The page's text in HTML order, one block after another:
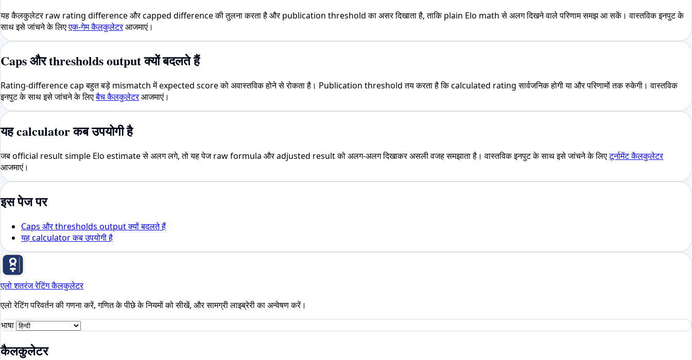
यह कैलकुलेटर raw rating difference और capped difference की तुलना करता है और publication threshold का असर दिखाता है, ताकि plain Elo math से अलग दिखने वाले परिणाम समझ आ सकें। वास्तविक इनपुट के
साथ इसे जांचने के लिएएक-गेम कैलकुलेटरआजमाएं।
Caps और thresholds output क्यों बदलते हैं
Rating-difference cap बहुत बड़े mismatch में expected score को अवास्तविक होने से रोकता है। Publication threshold तय करता है कि calculated rating सार्वजनिक होगी या और परिणामों तक रुकेगी। वास्तविक
इनपुट के साथ इसे जांचने के लिएबैच कैलकुलेटरआजमाएं।
यह calculator कब उपयोगी है
जब official result simple Elo estimate से अलग लगे, तो यह पेज raw formula और adjusted result को अलग-अलग दिखाकर असली वजह समझाता है। वास्तविक इनपुट के साथ इसे जांचने के लिएटूर्नामेंट कैलकुलेटर
आजमाएं।
इस पेज पर
Caps और thresholds output क्यों बदलते हैं
यह calculator कब उपयोगी है
एलो शतरंज रेटिंग कैलकुलेटर
एलो रेटिंग परिवर्तन की गणना करें, गणित के पीछे के नियमों को सीखें, और सामग्री लाइब्रेरी का अन्वेषण करें।
भाषा
कैलकुलेटर